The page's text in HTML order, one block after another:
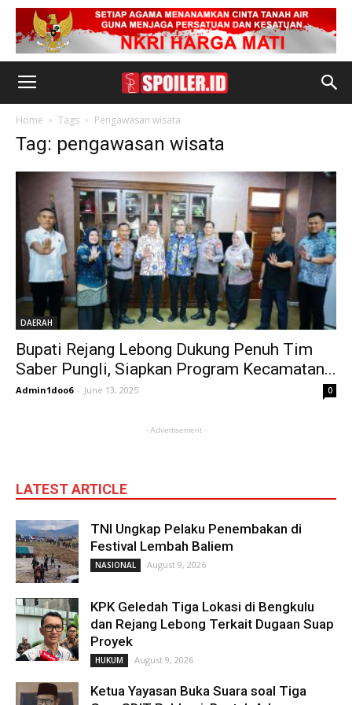
Home Tags Pengawasan wisata
Tag: pengawasan wisata
DAERAH
Bupati Rejang Lebong Dukung Penuh Tim
Saber Pungli, Siapkan Program Kecamatan...
Admin1doo6 - June 13, 2025 0
- Advertisement -
LATEST ARTICLE
TNI Ungkap Pelaku Penembakan di
Festival Lembah Baliem
NASIONAL August 9, 2026
KPK Geledah Tiga Lokasi di Bengkulu
dan Rejang Lebong Terkait Dugaan Suap
Proyek
HUKUM August 9, 2026
Ketua Yayasan Buka Suara soal Tiga